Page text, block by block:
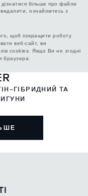
більше про файли
ознайомтесь з
щоб покращити роботу
веб-сайт, ви
cookies. Якщо Ви не згодні
браузера.
ГІБРИДНИЙ ТА